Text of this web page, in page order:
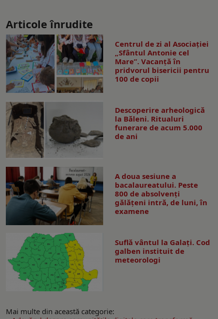
Articole înrudite
Centrul de zi al Asociației
„Sfântul Antonie cel
Mare”. Vacanță în
pridvorul bisericii pentru
100 de copii
Descoperire arheologică
la Băleni. Ritualuri
funerare de acum 5.000
de ani
A doua sesiune a
bacalaureatului. Peste
800 de absolvenţi
gălăţeni intră, de luni, în
examene
Suflă vântul la Galaţi. Cod
galben instituit de
meteorologi
Mai multe din această categorie: